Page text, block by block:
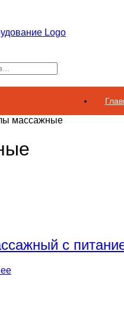
массажные
с